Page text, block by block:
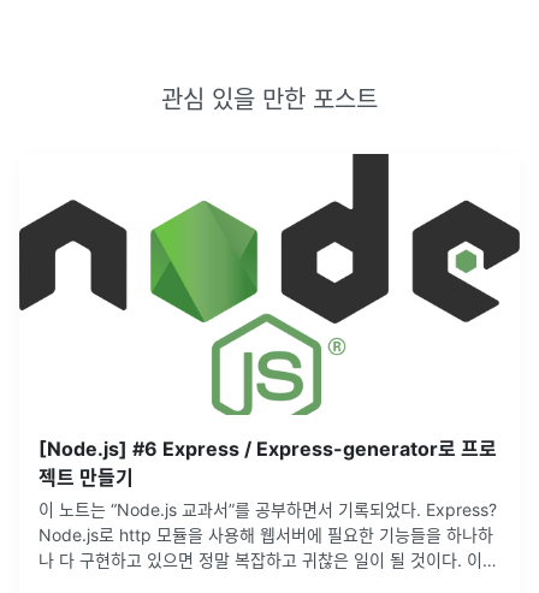
관심 있을 만한 포스트
[Node.js] #6 Express / Express-generator로 프로
젝트 만들기
이 노트는 “Node.js 교과서”를 공부하면서 기록되었다. Express?
Node.js로 http 모듈을 사용해 웹서버에 필요한 기능들을 하나하
나 다 구현하고 있으면 정말 복잡하고 귀찮은 일이 될 것이다. 이것